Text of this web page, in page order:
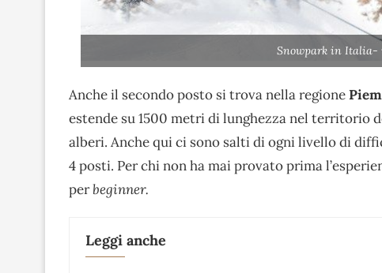
Snowpark in Italia-
Anche il secondo posto si trova nella regione
estende su 1500 metri di lunghezza nel territorio
alberi. Anche qui ci sono salti di ogni livello di
4 posti. Per chi non ha mai provato prima
perbeginner.
Leggi anche